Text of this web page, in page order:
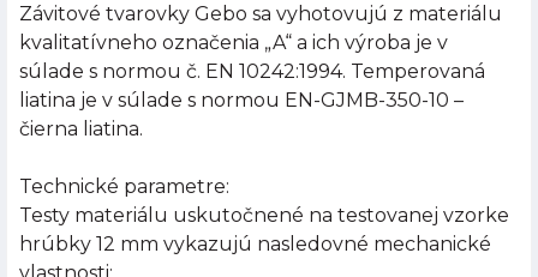
Závitové tvarovky Gebo sa vyhotovujú z materiálu
kvalitatívneho označenia „A“ a ich výroba je v
súlade s normou č. EN 10242:1994. Temperovaná
liatina je v súlade s normou EN-GJMB-350-10 –
čierna liatina.
Technické parametre:
Testy materiálu uskutočnené na testovanej vzorke
hrúbky 12 mm vykazujú nasledovné mechanické